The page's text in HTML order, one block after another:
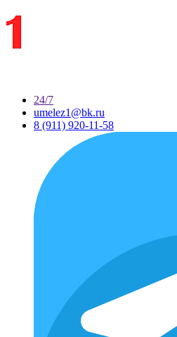
24/7
umelez1@bk.ru
8 (911) 920-11-58